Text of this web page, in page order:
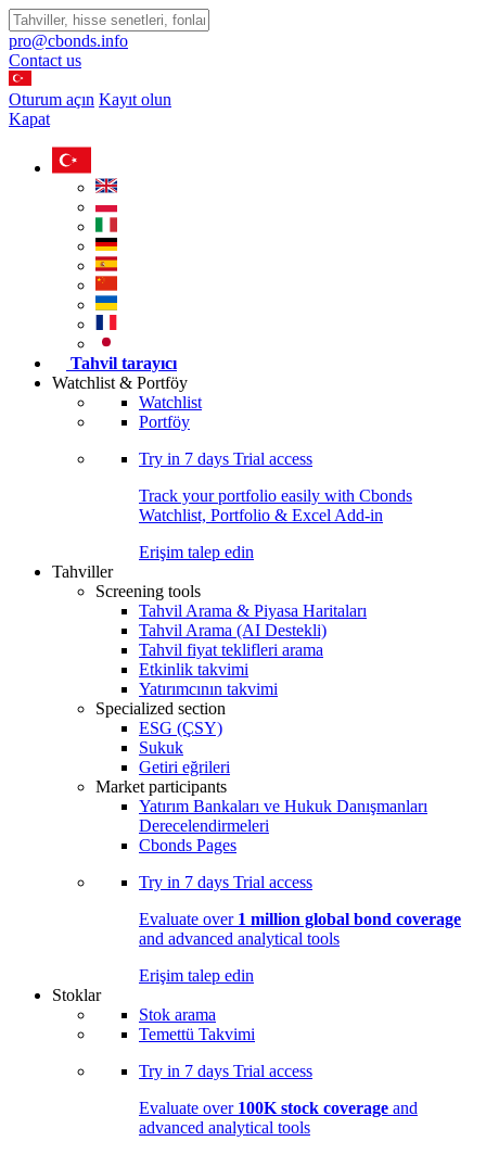
pro@cbonds.info
Contact us
Oturum açın Kayıt olun
Kapat
Tahvil tarayıcı
Watchlist & Portföy
Watchlist
Portföy
Try in 7 days Trial access
Track your portfolio easily with Cbonds
Watchlist, Portfolio & Excel Add-in
Erişim talep edin
Tahviller
Screening tools
Tahvil Arama & Piyasa Haritaları
Tahvil Arama (AI Destekli)
Tahvil fiyat teklifleri arama
Etkinlik takvimi
Yatırımcının takvimi
Specialized section
ESG (ÇSY)
Sukuk
Getiri eğrileri
Market participants
Yatırım Bankaları ve Hukuk Danışmanları
Derecelendirmeleri
Cbonds Pages
Try in 7 days Trial access
Evaluate over 1 million global bond coverage
and advanced analytical tools
Erişim talep edin
Stoklar
Stok arama
Temettü Takvimi
Try in 7 days Trial access
Evaluate over 100K stock coverage and
advanced analytical tools